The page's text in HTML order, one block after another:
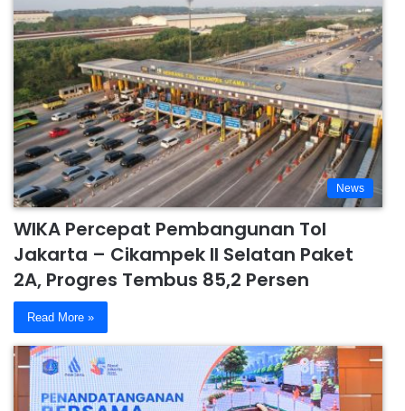
News
WIKA Percepat Pembangunan Tol
Jakarta – Cikampek II Selatan Paket
2A, Progres Tembus 85,2 Persen
Read More »